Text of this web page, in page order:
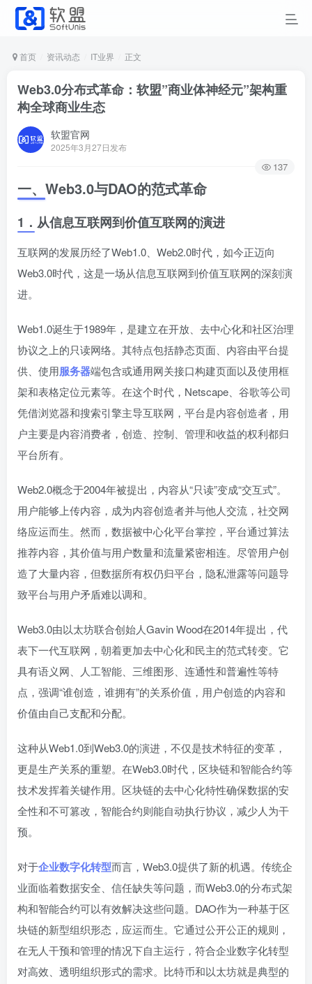
首页 资讯动态 IT业界 正文
Web3.0分布式革命：软盟”商业体神经元”架构重
构全球商业生态
软盟官网
2025年3月27日发布
137
一、 Web3.0与DAO的范式革命
1． 从信息互联网到价值互联网的演进
互联网的发展历经了Web1.0、Web2.0时代，如今正迈向
Web3.0时代，这是一场从信息互联网到价值互联网的深刻演
进。
Web1.0诞生于1989年，是建立在开放、去中心化和社区治理
协议之上的只读网络。其特点包括静态页面、内容由平台提
供、使用服务器端包含或通用网关接口构建页面以及使用框
架和表格定位元素等。在这个时代，Netscape、谷歌等公司
凭借浏览器和搜索引擎主导互联网，平台是内容创造者，用
户主要是内容消费者，创造、控制、管理和收益的权利都归
平台所有。
Web2.0概念于2004年被提出，内容从“只读”变成“交互式”。
用户能够上传内容，成为内容创造者并与他人交流，社交网
络应运而生。然而，数据被中心化平台掌控，平台通过算法
推荐内容，其价值与用户数量和流量紧密相连。尽管用户创
造了大量内容，但数据所有权仍归平台，隐私泄露等问题导
致平台与用户矛盾难以调和。
Web3.0由以太坊联合创始人Gavin Wood在2014年提出，代
表下一代互联网，朝着更加去中心化和民主的范式转变。它
具有语义网、人工智能、三维图形、连通性和普遍性等特
点，强调“谁创造，谁拥有”的关系价值，用户创造的内容和
价值由自己支配和分配。
这种从Web1.0到Web3.0的演进，不仅是技术特征的变革，
更是生产关系的重塑。在Web3.0时代，区块链和智能合约等
技术发挥着关键作用。区块链的去中心化特性确保数据的安
全性和不可篡改，智能合约则能自动执行协议，减少人为干
预。
对于企业数字化转型而言，Web3.0提供了新的机遇。传统企
业面临着数据安全、信任缺失等问题，而Web3.0的分布式架
构和智能合约可以有效解决这些问题。DAO作为一种基于区
块链的新型组织形态，应运而生。它通过公开公正的规则，
在无人干预和管理的情况下自主运行，符合企业数字化转型
对高效、透明组织形式的需求。比特币和以太坊就是典型的